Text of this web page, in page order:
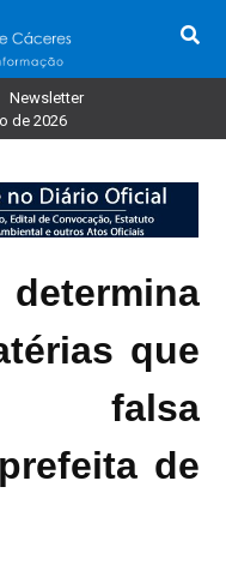
Newsletter
de 2026
que
falsa
de